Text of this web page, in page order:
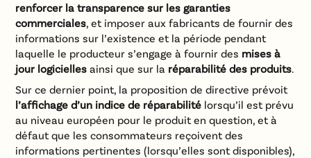
renforcer la transparence sur les garanties
commerciales, et imposer aux fabricants de fournir des
informations sur l’existence et la période pendant
laquelle le producteur s’engage à fournir des mises à
jour logicielles ainsi que sur la réparabilité des produits.
Sur ce dernier point, la proposition de directive prévoit
l’affichage d’un indice de réparabilité lorsqu’il est prévu
au niveau européen pour le produit en question, et à
défaut que les consommateurs reçoivent des
informations pertinentes (lorsqu’elles sont disponibles),